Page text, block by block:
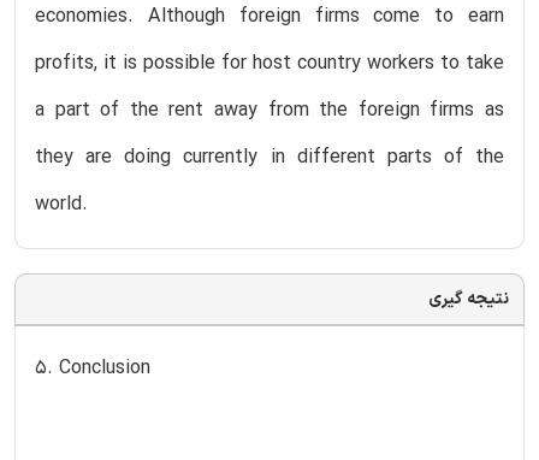
economies. Although foreign firms come to earn
profits, it is possible for host country workers to take
a part of the rent away from the foreign firms as
they are doing currently in different parts of the
world.
نتیجه گیری
5. Conclusion